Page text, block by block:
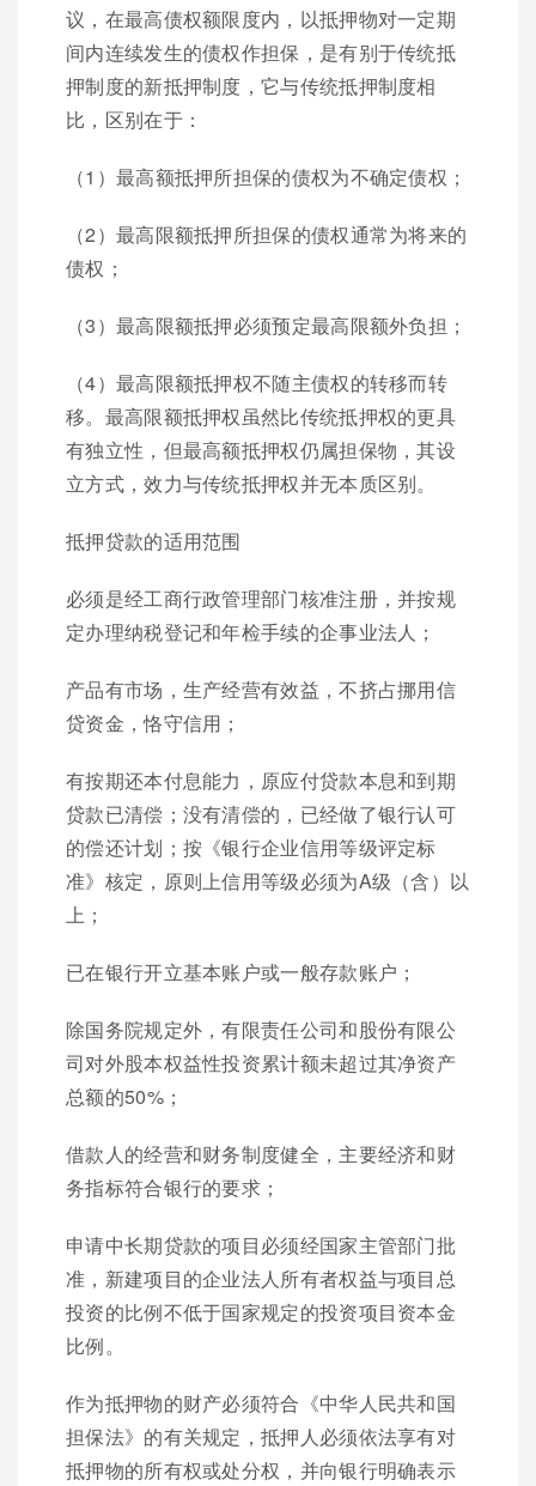
议，在最高债权额限度内，以抵押物对一定期
间内连续发生的债权作担保，是有别于传统抵
押制度的新抵押制度，它与传统抵押制度相
比，区别在于：
（1）最高额抵押所担保的债权为不确定债权；
（2）最高限额抵押所担保的债权通常为将来的
债权；
（3）最高限额抵押必须预定最高限额外负担；
（4）最高限额抵押权不随主债权的转移而转
移。最高限额抵押权虽然比传统抵押权的更具
有独立性，但最高额抵押权仍属担保物，其设
立方式，效力与传统抵押权并无本质区别。
抵押贷款的适用范围
必须是经工商行政管理部门核准注册，并按规
定办理纳税登记和年检手续的企事业法人；
产品有市场，生产经营有效益，不挤占挪用信
贷资金，恪守信用；
有按期还本付息能力，原应付贷款本息和到期
贷款已清偿；没有清偿的，已经做了银行认可
的偿还计划；按《银行企业信用等级评定标
准》核定，原则上信用等级必须为A级（含）以
上；
已在银行开立基本账户或一般存款账户；
除国务院规定外，有限责任公司和股份有限公
司对外股本权益性投资累计额未超过其净资产
总额的50%；
借款人的经营和财务制度健全，主要经济和财
务指标符合银行的要求；
申请中长期贷款的项目必须经国家主管部门批
准，新建项目的企业法人所有者权益与项目总
投资的比例不低于国家规定的投资项目资本金
比例。
作为抵押物的财产必须符合《中华人民共和国
担保法》的有关规定，抵押人必须依法享有对
抵押物的所有权或处分权，并向银行明确表示